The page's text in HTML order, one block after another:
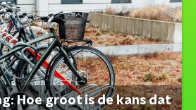
Hoe groot is de kans dat